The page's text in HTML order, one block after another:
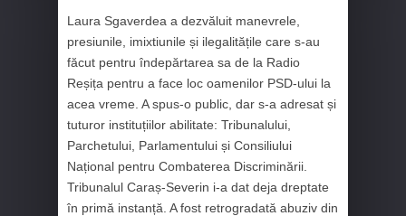
Laura Sgaverdea a dezvăluit manevrele,
presiunile, imixtiunile și ilegalitățile care s-au
făcut pentru îndepărtarea sa de la Radio
Reșița pentru a face loc oamenilor PSD-ului la
acea vreme. A spus-o public, dar s-a adresat și
tuturor instituțiilor abilitate: Tribunalului,
Parchetului, Parlamentului și Consiliului
Național pentru Combaterea Discriminării.
Tribunalul Caraș-Severin i-a dat deja dreptate
în primă instanță. A fost retrogradată abuziv din